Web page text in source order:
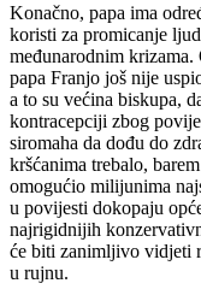
Konačno, papa ima
koristi za promicanje
međunarodnim
papa Franjo još nije
a to su većina biskupa,
kontracepciji zbog
siromaha da dođu do
kršćanima trebalo,
omogućio milijunima
u povijesti dokopaju
najrigidnijih
će biti zanimljivo vidjeti
u rujnu.